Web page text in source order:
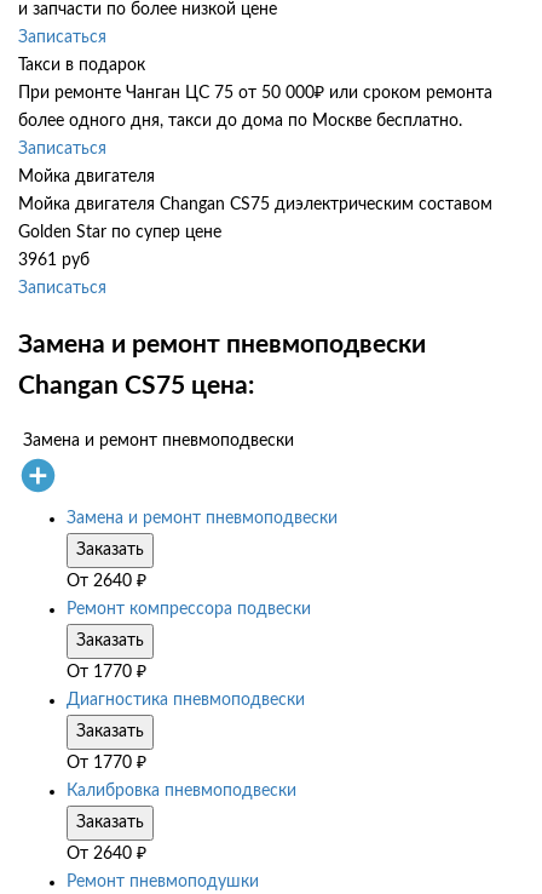
и запчасти по более низкой цене
Записаться
Такси в подарок
При ремонте Чанган ЦС 75 от 50 000₽ или сроком ремонта
более одного дня, такси до дома по Москве бесплатно.
Записаться
Мойка двигателя
Мойка двигателя Changan CS75 диэлектрическим составом
Golden Star по супер цене
3961 руб
Записаться
Замена и ремонт пневмоподвески
Changan CS75 цена:
Замена и ремонт пневмоподвески
Замена и ремонт пневмоподвески
Заказать
От 2640 ₽
Ремонт компрессора подвески
Заказать
От 1770 ₽
Диагностика пневмоподвески
Заказать
От 1770 ₽
Калибровка пневмоподвески
Заказать
От 2640 ₽
Ремонт пневмоподушки